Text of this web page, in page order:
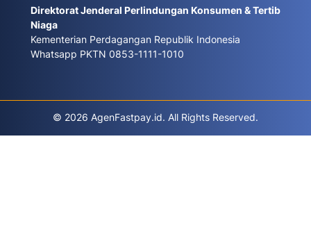
Direktorat Jenderal Perlindungan Konsumen & Tertib
Niaga
Kementerian Perdagangan Republik Indonesia
Whatsapp PKTN 0853-1111-1010
© 2026 AgenFastpay.id. All Rights Reserved.